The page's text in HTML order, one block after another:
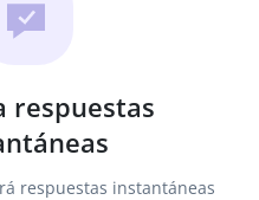
respuestas
respuestas instantáneas